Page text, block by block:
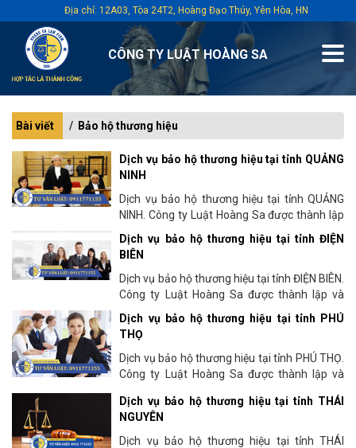
CÔNG TY LUẬT HOÀNG SA
Địa chỉ: 12A03, Tòa 24T2, Hoàng Đạo Thúy, Yên Hòa, HN
Bài viết Bảo hộ thương hiệu
Dịch vụ bảo hộ thương hiệu tại tỉnh QUẢNG
NINH
Dịch vụ bảo hộ thương hiệu tại tỉnh QUẢNG
NINH. Công ty Luật Hoàng Sa được thành lập
và hoạt động tư vấn pháp lý từ năm 2009 tại
thủ đô Hà Nội. Chúng...
Dịch vụ bảo hộ thương hiệu tại tỉnh ĐIỆN
BIÊN
Dịch vụ bảo hộ thương hiệu tại tỉnh ĐIỆN BIÊN.
Công ty Luật Hoàng Sa được thành lập và
hoạt động tư vấn pháp lý từ năm 2009 tại thủ
đô Hà Nội. Chúng...
Dịch vụ bảo hộ thương hiệu tại tỉnh PHÚ
THỌ
Dịch vụ bảo hộ thương hiệu tại tỉnh PHÚ THỌ.
Công ty Luật Hoàng Sa được thành lập và
đô Hà Nội. Chúng...
Dịch vụ bảo hộ thương hiệu tại tỉnh THÁI
NGUYÊN
Dịch vụ bảo hộ thương hiệu tại tỉnh THÁI